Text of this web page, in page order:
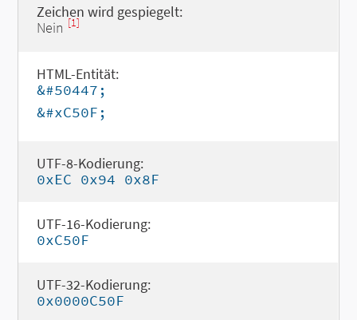
Zeichen wird gespiegelt:
Nein [1]
HTML-Entität:
&#50447;
&#xC50F;
UTF-8-Kodierung:
0xEC 0x94 0x8F
UTF-16-Kodierung:
0xC50F
UTF-32-Kodierung:
0x0000C50F